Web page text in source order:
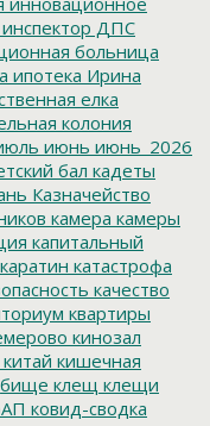
инспектор ДПС
больница
ипотека Ирина
елка
колония
июнь июнь_2026
бал кадеты
Казначейство
камера камеры
капитальный
каратин катастрофа
качество
квартиры
кинозал
китай кишечная
клещ клещи
ковид-сводка